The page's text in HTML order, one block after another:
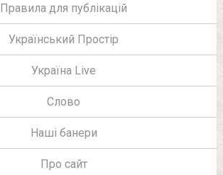
Правила для публікацій
Український Простір
Україна Live
Слово
Наші банери
Про сайт